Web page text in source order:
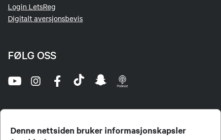
Denne nettsiden bruker informasjonskapsler
Login LetsReg
Digitalt aversjonsbevis
FØLG OSS